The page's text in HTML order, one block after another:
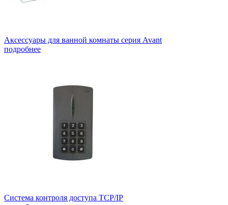
Аксессуары для ванной комнаты серия Avant
подробнее
Система контроля доступа TCP/IP